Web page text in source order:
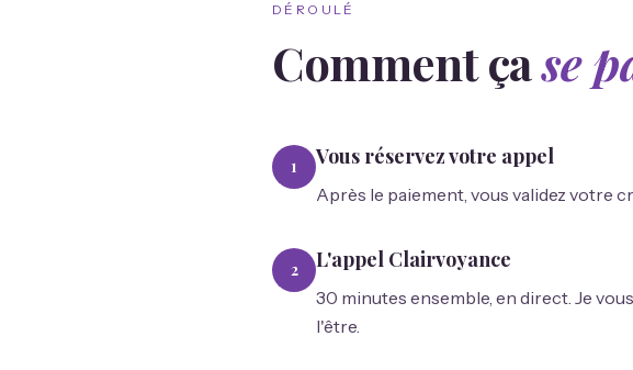
DÉROULÉ
Comment çase
1 Vous réservez votre appel
Après le paiement, vous validez votre
2 L'appel Clairvoyance
30 minutes ensemble, en direct. Je
l'être.